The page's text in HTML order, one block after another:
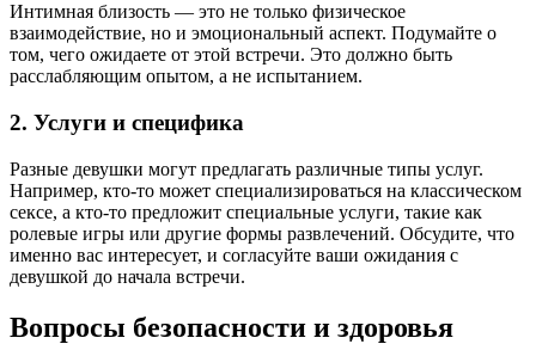
Интимная близость — это не только физическое
взаимодействие, но и эмоциональный аспект. Подумайте о
том, чего ожидаете от этой встречи. Это должно быть
расслабляющим опытом, а не испытанием.
2. Услуги и специфика
Разные девушки могут предлагать различные типы услуг.
Например, кто-то может специализироваться на классическом
сексе, а кто-то предложит специальные услуги, такие как
ролевые игры или другие формы развлечений. Обсудите, что
именно вас интересует, и согласуйте ваши ожидания с
девушкой до начала встречи.
Вопросы безопасности и здоровья